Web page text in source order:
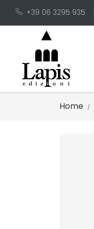
+39 06 3295 935
Home